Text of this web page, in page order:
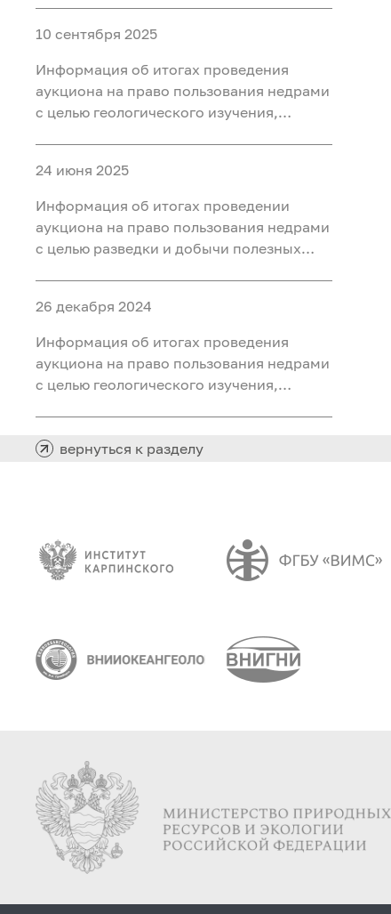
«Восточно-Камский», расположенного
на территории Ханты-Мансийского
района Ханты-Мансийского
автономного округа - Югры
10 сентября 2025
Информация об итогах проведения
аукциона на право пользования недрами
с целью геологического изучения,
«Бобровый», расположенного в
Уватском районе Тюменской области
24 июня 2025
Информация об итогах проведении
аукциона на право пользования недрами
с целью разведки и добычи полезных
недр «Северный 2 Шадринского
месторождения» в Курганской области
26 декабря 2024
Информация об итогах проведения
аукциона на право пользования недрами
с целью геологического изучения,
«Южно-Хангокуртский» в Ханты-
вернуться к разделу